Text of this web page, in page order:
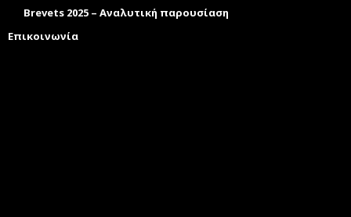
Brevets 2025 – Αναλυτική παρουσίαση
Επικοινωνία